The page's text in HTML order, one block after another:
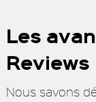
Les
Reviews
Nous savons